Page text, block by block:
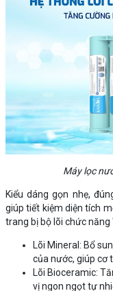
Máy lọc
Kiểu dáng gọn nhẹ,
giúp tiết kiệm diện tích
trang bị bộ lõi chức
Lõi Mineral: Bổ
của nước, giúp cơ
Lõi Bioceramic:
vị ngon ngọt tự